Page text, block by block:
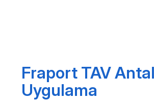
Fraport TAV
Uygulama